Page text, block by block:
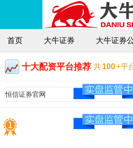
首页 大牛证券 大牛证券
十大配资平台推荐 共100+平
恒信证券官网